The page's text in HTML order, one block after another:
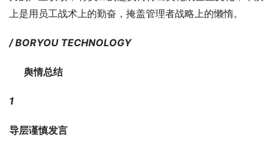
上是用员工战术上的勤奋，掩盖管理者战略上的懒惰。
/ BORYOU TECHNOLOGY
舆情总结
1
导层谨慎发言